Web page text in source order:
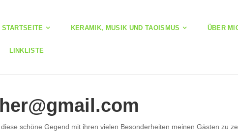
STARTSEITE KERAMIK, MUSIK UND TAOISMUS ÜBER
LINKLISTE
schöne Gegend mit ihren vielen Besonderheiten meinen Gästen zu